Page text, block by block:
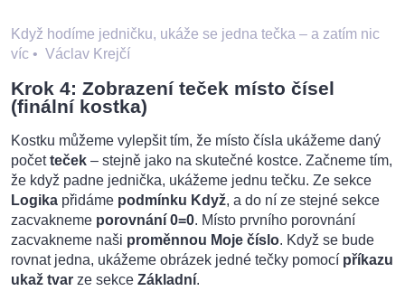
Když hodíme jedničku, ukáže se jedna tečka – a zatím nic
víc • Václav Krejčí
Krok 4: Zobrazení teček místo čísel
(finální kostka)
Kostku můžeme vylepšit tím, že místo čísla ukážeme daný
početteček – stejně jako na skutečné kostce. Začneme tím,
že když padne jednička, ukážeme jednu tečku. Ze sekce
Logika přidáme podmínku Když, a do ní ze stejné sekce
zacvakneme porovnání 0=0. Místo prvního porovnání
zacvakneme naši proměnnou Moje číslo. Když se bude
rovnat jedna, ukážeme obrázek jedné tečky pomocí příkazu
ukaž tvar ze sekce Základní.